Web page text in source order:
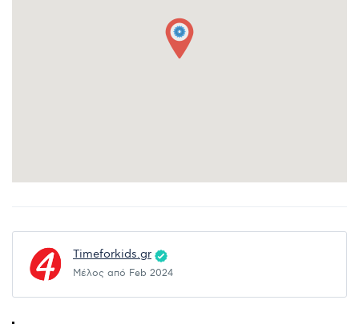
Timeforkids.gr
Μέλος από Feb 2024